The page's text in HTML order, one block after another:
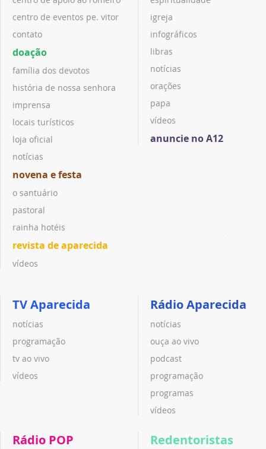
centro de eventos pe. vitor
contato
doação
família dos devotos
história de nossa senhora
imprensa
locais turísticos
loja oficial
notícias
novena e festa
o santuário
pastoral
rainha hotéis
revista de aparecida
vídeos
igreja
infográficos
libras
notícias
orações
papa
vídeos
anuncie no A12
TV Aparecida
notícias
programação
tv ao vivo
vídeos
Rádio Aparecida
notícias
ouça ao vivo
podcast
programação
programas
vídeos
Rádio POP Redentoristas